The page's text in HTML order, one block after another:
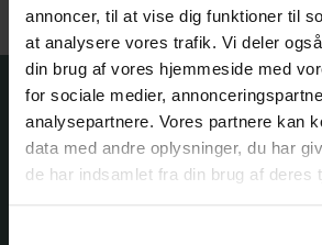
annoncer, til at vise dig funktioner til
at analysere vores trafik. Vi deler
din brug af vores hjemmeside med
for sociale medier,
analysepartnere. Vores partnere kan
data med andre oplysninger, du har
de har indsamlet fra din brug af deres